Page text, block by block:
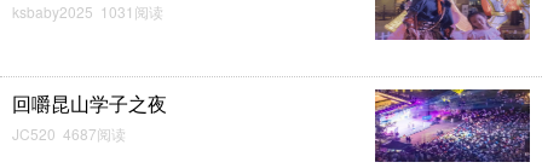
ksbaby2025 1031阅读
回嚼昆山学子之夜
JC520 4687阅读